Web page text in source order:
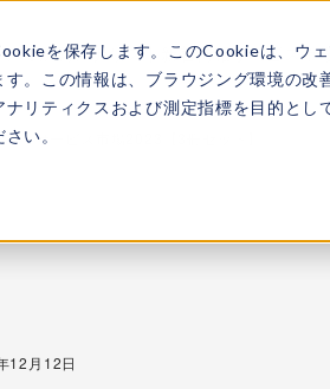
を保存します。このCookieは、ウ
。この情報は、ブラウジング環境の改
リティクスおよび測定指標を目的と
い。
て所属アナリスト 新着情報サービス市
・サービス市場2023【3冊セット】
12月12日